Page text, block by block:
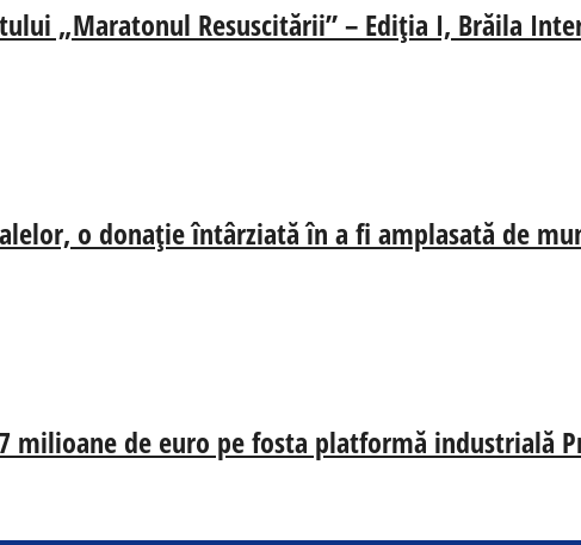
„Maratonul Resuscitării” – Ediția I, Brăila
o donație întârziată în a fi amplasată de
milioane de euro pe fosta platformă industrială